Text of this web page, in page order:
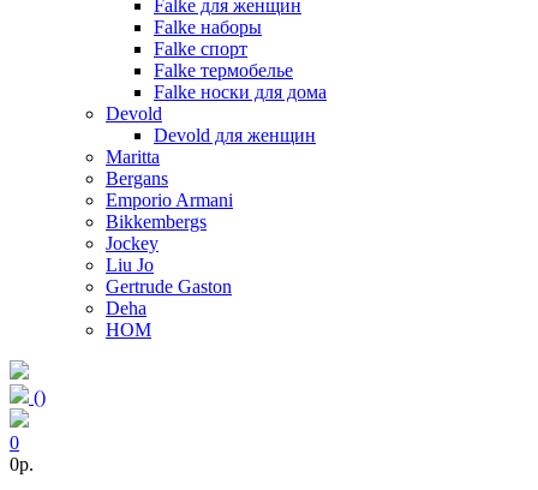
Falke для женщин
Falke наборы
Falke спорт
Falke термобелье
Falke носки для дома
Devold
Devold для женщин
Maritta
Bergans
Emporio Armani
Bikkembergs
Jockey
Liu Jo
Gertrude Gaston
Deha
HOM
()
0
0p.